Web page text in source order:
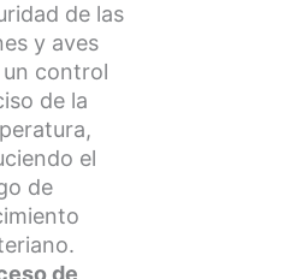
de las
y aves
control
de la
el
de
de